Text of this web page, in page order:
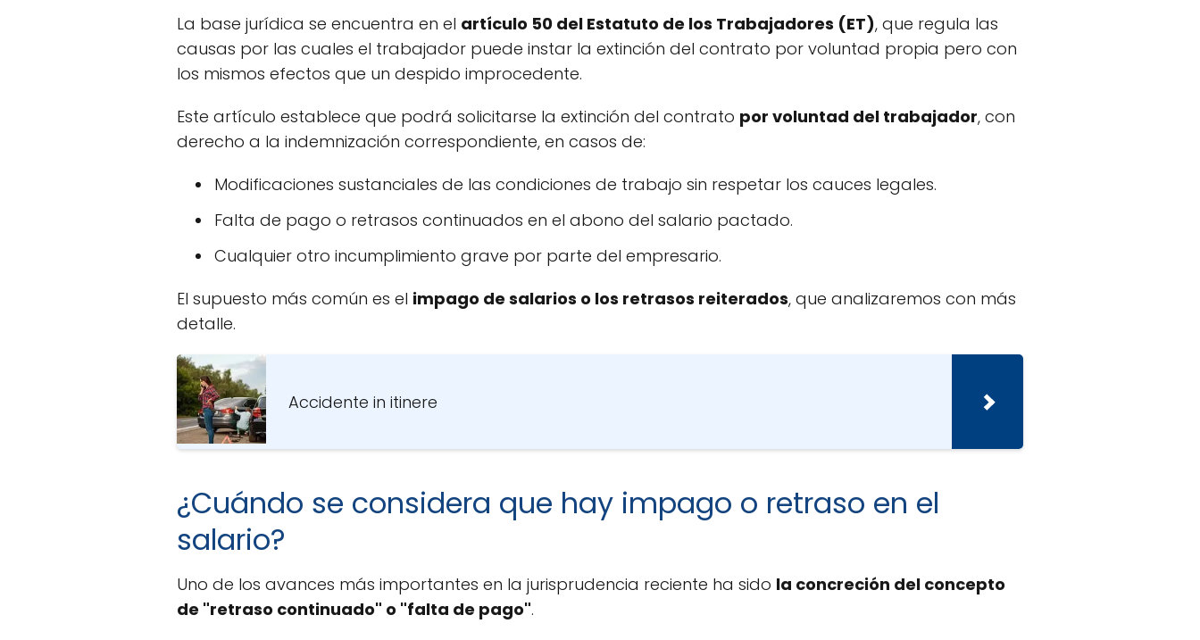
La base jurídica se encuentra en el artículo 50 del Estatuto de los Trabajadores (ET), que regula las
causas por las cuales el trabajador puede instar la extinción del contrato por voluntad propia pero con
los mismos efectos que un despido improcedente.
Este artículo establece que podrá solicitarse la extinción del contrato por voluntad del trabajador, con
derecho a la indemnización correspondiente, en casos de:
Modificaciones sustanciales de las condiciones de trabajo sin respetar los cauces legales.
Falta de pago o retrasos continuados en el abono del salario pactado.
Cualquier otro incumplimiento grave por parte del empresario.
El supuesto más común es el impago de salarios o los retrasos reiterados, que analizaremos con más
detalle.
Accidente in itinere
¿Cuándo se considera que hay impago o retraso en el
salario?
Uno de los avances más importantes en la jurisprudencia reciente ha sido la concreción del concepto
de "retraso continuado" o "falta de pago".